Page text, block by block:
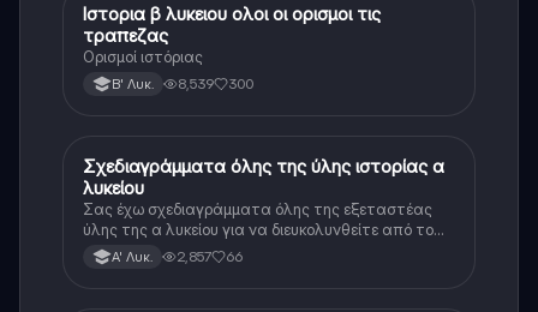
Ιστορία
Ιστορια β λυκειου ολοι οι ορισμοι τις
τραπεζας
Ορισμοί ιστόριας
Β' Λυκ. 8,539 300
Ιστορία
Σχεδιαγράμματα όλης της ύλης ιστορίας α
λυκείου
Σας έχω σχεδιαγράμματα όλης της εξεταστέας
ύλης της α λυκείου για να διευκολυνθείτε από το
τεράστιο βάρος του βιβλίου
Α' Λυκ. 2,857 66